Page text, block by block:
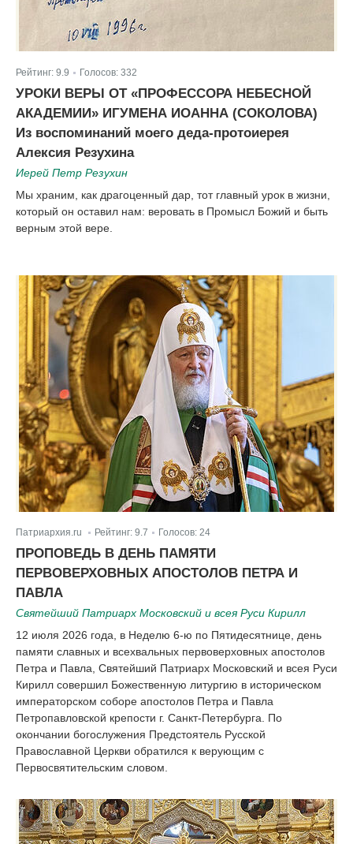
Рейтинг: 9.9 Голосов: 332
УРОКИ ВЕРЫ ОТ «ПРОФЕССОРА НЕБЕСНОЙ
АКАДЕМИИ» ИГУМЕНА ИОАННА (СОКОЛОВА)
Из воспоминаний моего деда-протоиерея
Алексия Резухина
Иерей Петр Резухин
Мы храним, как драгоценный дар, тот главный урок в жизни,
который он оставил нам: веровать в Промысл Божий и быть
верным этой вере.
Патриархия.ru | Рейтинг: 9.7 Голосов: 24
ПРОПОВЕДЬ В ДЕНЬ ПАМЯТИ
ПЕРВОВЕРХОВНЫХ АПОСТОЛОВ ПЕТРА И
ПАВЛА
Святейший Патриарх Московский и всея Руси Кирилл
12 июля 2026 года, в Неделю 6-ю по Пятидесятнице, день
памяти славных и всехвальных первоверховных апостолов
Петра и Павла, Святейший Патриарх Московский и всея Руси
Кирилл совершил Божественную литургию в историческом
императорском соборе апостолов Петра и Павла
Петропавловской крепости г. Санкт-Петербурга. По
окончании богослужения Предстоятель Русской
Православной Церкви обратился к верующим с
Первосвятительским словом.